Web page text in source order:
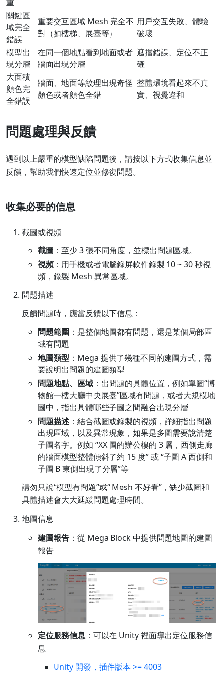
重
關鍵區
域完全
錯誤
重要交互區域 Mesh 完全不
對（如樓梯、展臺等）
用戶交互失敗、體驗
破壞
模型出
現分層
在同一個地點看到地面或者
牆面出現分層
遮擋錯誤、定位不正
確
大面積
顏色完
全錯誤
牆面、地面等紋理出現奇怪
顏色或者顏色全錯
整體環境看起來不真
實、視覺違和
問題處理與反饋
遇到以上嚴重的模型缺陷問題後，請按以下方式收集信息並
反饋，幫助我們快速定位並修復問題。
收集必要的信息
截圖或視頻
截圖 ：至少 3 張不同角度，並標出問題區域。
視頻：用手機或者電腦錄屏軟件錄製 10 ~ 30 秒視
頻，錄製 Mesh 異常區域。
問題描述
反饋問題時，應當反饋以下信息：
問題範圍 ：是整個地圖都有問題，還是某個局部區
域有問題
地圖類型 ：Mega 提供了幾種不同的建圖方式，需
要說明出問題的建圖類型
問題地點、區域 ：出問題的具體位置，例如單圖“博
物館一樓大廳中央展臺”區域有問題，或者大規模地
圖中，指出具體哪些子圖之間融合出現分層
問題描述 ：結合截圖或錄製的視頻，詳細指出問題
出現區域，以及異常現象，如果是多圖需要說清楚
子圖名字。例如 “XX 圖的辦公樓的 3 層，西側走廊
的牆面模型整體傾斜了約 15 度” 或 “子圖 A 西側和
子圖 B 東側出現了分層”等
請勿只說“模型有問題”或“ Mesh 不好看”，缺少截圖和
具體描述會大大延緩問題處理時間。
地圖信息
建圖報告 ：從 Mega Block 中提供問題地圖的建圖
報告
定位服務信息 ：可以在 Unity 裡面導出定位服務信
息
Unity 開發，插件版本 >= 4003